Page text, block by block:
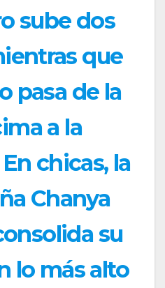
sube dos
que
pasa de la
a la
En chicas, la
Chanya
su
lo más alto